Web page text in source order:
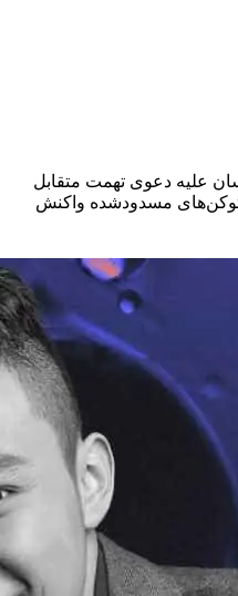
علیه دعوی تهمت متقابل
مسدودشده واکنش